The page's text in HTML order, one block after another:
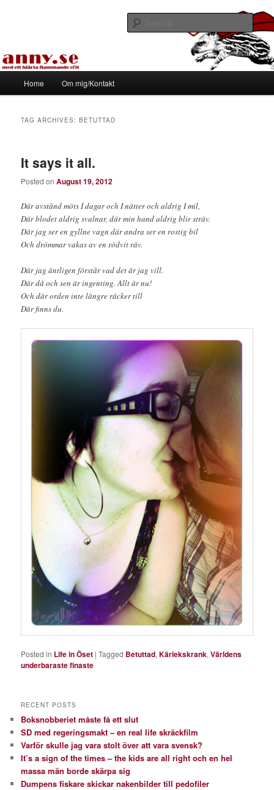
Tapirhen
Home Om mig/Kontakt
TAG ARCHIVES:BETUTTAD
It says it all.
Posted onAugust 19, 2012
Där avstånd möts I dagar och I nätter och aldrig I mil,
Där blodet aldrig svalnar, där min hand aldrig blir sträv.
Där jag ser en gyllne vagn där andra ser en rostig bil
Och drömmar vakas av en rödvit räv.
Där jag äntligen förstår vad det är jag vill.
Där då och sen är ingenting. Allt är nu!
Och där orden inte längre räcker till
Där finns du.
Posted in Life in Öset |Tagged Betuttad,Kärlekskrank,Världens
underbaraste finaste
RECENT POSTS
Boksnobberiet måste få ett slut
SD med regeringsmakt – en real life skräckfilm
Varför skulle jag vara stolt över att vara svensk?
It’s a sign of the times – the kids are all right och en hel
massa män borde skärpa sig
Dumpens fiskare skickar nakenbilder till pedofiler